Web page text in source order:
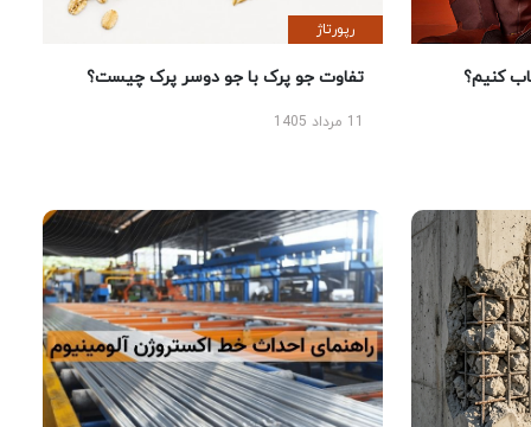
کنیم؟
رپورتاژ
تفاوت جو پرک با جو دوسر پرک چیست؟